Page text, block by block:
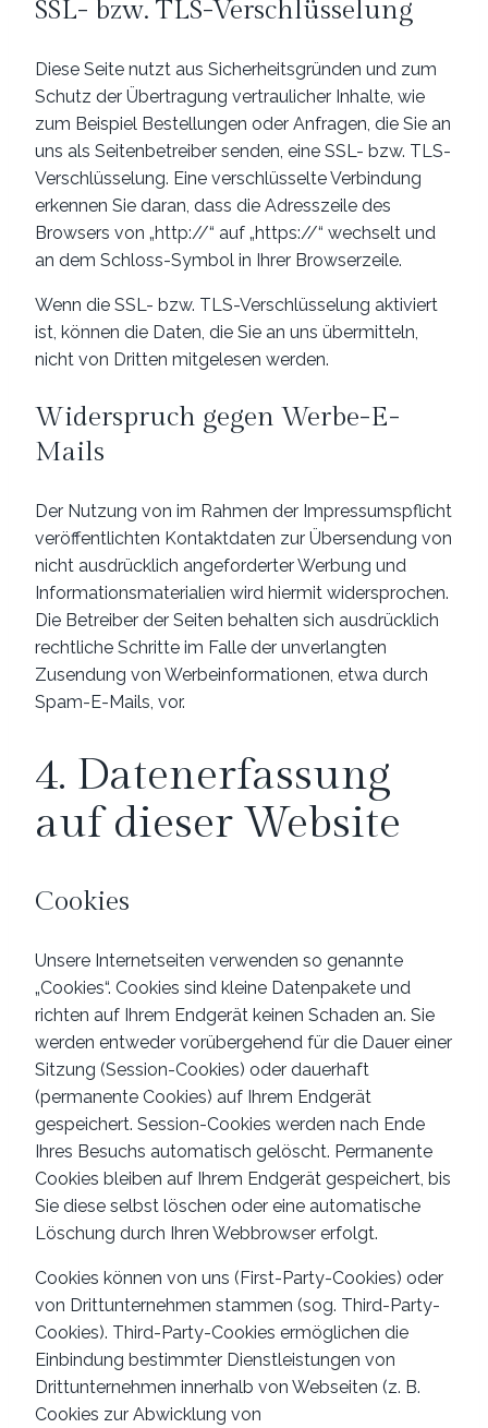
SSL- bzw. TLS-Verschlüsselung
Diese Seite nutzt aus Sicherheitsgründen und zum
Schutz der Übertragung vertraulicher Inhalte, wie
zum Beispiel Bestellungen oder Anfragen, die Sie an
uns als Seitenbetreiber senden, eine SSL- bzw. TLS-
Verschlüsselung. Eine verschlüsselte Verbindung
erkennen Sie daran, dass die Adresszeile des
Browsers von „http://“ auf „https://“ wechselt und
an dem Schloss-Symbol in Ihrer Browserzeile.
Wenn die SSL- bzw. TLS-Verschlüsselung aktiviert
ist, können die Daten, die Sie an uns übermitteln,
nicht von Dritten mitgelesen werden.
Widerspruch gegen Werbe-E-
Mails
Der Nutzung von im Rahmen der Impressumspflicht
veröffentlichten Kontaktdaten zur Übersendung von
nicht ausdrücklich angeforderter Werbung und
Informationsmaterialien wird hiermit widersprochen.
Die Betreiber der Seiten behalten sich ausdrücklich
rechtliche Schritte im Falle der unverlangten
Zusendung von Werbeinformationen, etwa durch
Spam-E-Mails, vor.
4. Datenerfassung
auf dieser Website
Cookies
Unsere Internetseiten verwenden so genannte
„Cookies“. Cookies sind kleine Datenpakete und
richten auf Ihrem Endgerät keinen Schaden an. Sie
werden entweder vorübergehend für die Dauer einer
Sitzung (Session-Cookies) oder dauerhaft
(permanente Cookies) auf Ihrem Endgerät
gespeichert. Session-Cookies werden nach Ende
Ihres Besuchs automatisch gelöscht. Permanente
Cookies bleiben auf Ihrem Endgerät gespeichert, bis
Sie diese selbst löschen oder eine automatische
Löschung durch Ihren Webbrowser erfolgt.
Cookies können von uns (First-Party-Cookies) oder
von Drittunternehmen stammen (sog. Third-Party-
Cookies). Third-Party-Cookies ermöglichen die
Einbindung bestimmter Dienstleistungen von
Drittunternehmen innerhalb von Webseiten (z. B.
Cookies zur Abwicklung von